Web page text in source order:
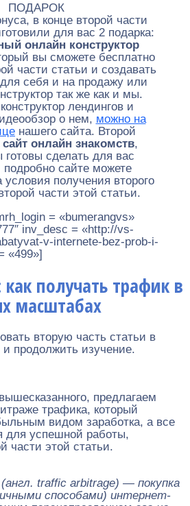
ПОДАРОК
в конце второй части
для вас 2 подарка:
онлайн конструктор
вы сможете бесплатно
части статьи и создавать
себя и на продажу или
так же как и мы.
лендингов и
о нем, можно на
нашего сайта. Второй
сайт онлайн знакомств,
сделать для вас
подробно сайте можете
условия получения второго
части этой статьи.
= «bumerangvs»
inv_desc = «http://vs-
v-internete-bez-prob-i-
«499»]
получать трафик в
масштабах
вторую часть статьи в
продолжить изучение.
предлагаем
трафика, который
видом заработка, а все
для успешной работы,
части этой статьи.
traffic arbitrage) — покупка
способами) интернет-